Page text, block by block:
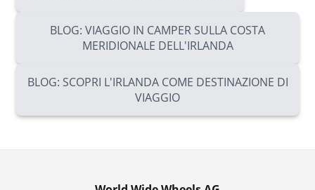
BLOG: VIAGGIO IN CAMPER SULLA COSTA
MERIDIONALE DELL'IRLANDA
BLOG: SCOPRI L'IRLANDA COME DESTINAZIONE DI
VIAGGIO